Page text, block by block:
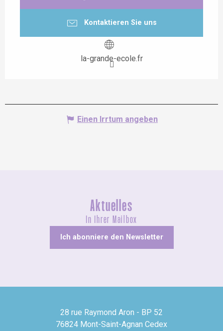
Kontaktieren Sie uns
la-grande-ecole.fr
Einen Irrtum angeben
Aktuelles
In Ihrer Mailbox
Ich abonniere den Newsletter
28 rue Raymond Aron - BP 52
76824 Mont-Saint-Agnan Cedex